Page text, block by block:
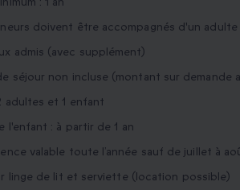
doivent être accompagnés d'un adulte
admis (avec supplément)
séjour non incluse (montant sur demande
adultes et 1 enfant
l'enfant : à partir de 1 an
valable toute l’année sauf de juillet à
linge de lit et serviette (location possible)